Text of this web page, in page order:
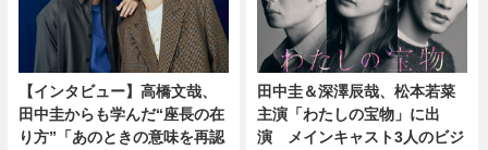
【インタビュー】高橋文哉、
田中圭からも学んだ“座長の在
り方”「あのときの意味を再認
田中圭＆深澤辰哉、松本若菜
主演「わたしの宝物」に出
演 メインキャスト3人のビジ